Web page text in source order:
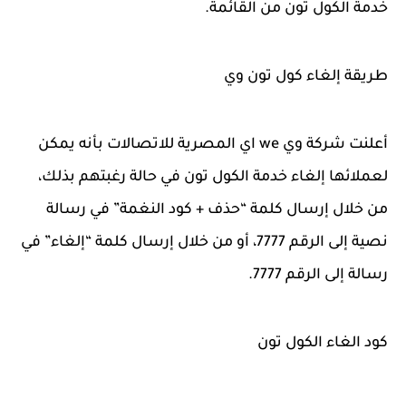
خدمة الكول تون من القائمة.
طريقة إلغاء كول تون وي
أعلنت شركة وي we اي المصرية للاتصالات بأنه يمكن
لعملائها إلغاء خدمة الكول تون في حالة رغبتهم بذلك،
من خلال إرسال كلمة “حذف + كود النغمة” في رسالة
نصية إلى الرقم 7777، أو من خلال إرسال كلمة “إلغاء” في
رسالة إلى الرقم 7777.
كود الغاء الكول تون